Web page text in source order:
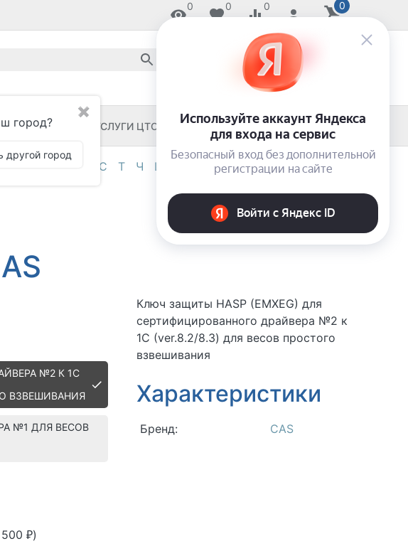
0 0 0 0
✖
город?
другой город
8 800 2018-054
звонок по России бесплатный
8 (8652) 55-11-33
ЗАКАЖИ И ЗАБЕРИ СЕГОДНЯ!
ПО УСЛУГИ ЦТО ЧЕКОВЫЕ ПРИНТЕРЫ
С Т Ч Ш 0-9
№2 К 1С
ВЗВЕШИВАНИЯ
№1 ДЛЯ ВЕСОВ
500 ₽)
Ключ защиты HASP (EMXEG) для
сертифицированного драйвера №2 к
1С (ver.8.2/8.3) для весов простого
взвешивания
Характеристики
Бренд: CAS